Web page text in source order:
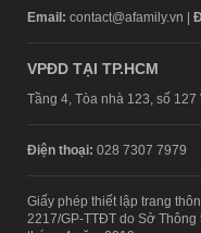
Email: contact@afamily.vn |
VPĐD TẠI TP.HCM
Tầng 4, Tòa nhà 123, số
Điện thoại: 028 7307 7979
Giấy phép thiết lập trang
2217/GP-TTĐT do Sở